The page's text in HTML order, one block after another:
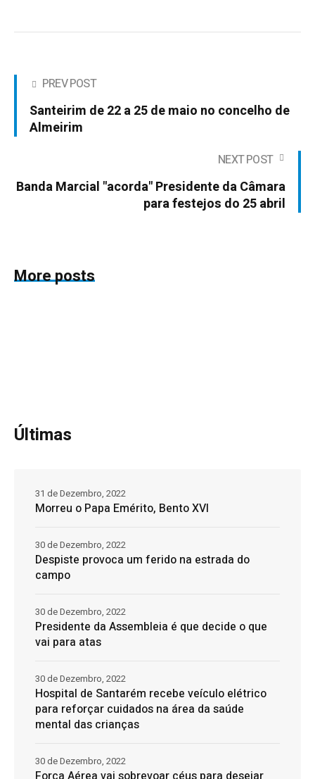
PREV POST
Santeirim de 22 a 25 de maio no concelho de
Almeirim
NEXT POST
Banda Marcial "acorda" Presidente da Câmara
para festejos do 25 abril
More posts
Últimas
Morreu o Papa Emérito, Bento XVI
31 de Dezembro, 2022
Despiste provoca um ferido na estrada do
campo
30 de Dezembro, 2022
Presidente da Assembleia é que decide o que
vai para atas
30 de Dezembro, 2022
Hospital de Santarém recebe veículo elétrico
para reforçar cuidados na área da saúde
mental das crianças
30 de Dezembro, 2022
30 de Dezembro, 2022